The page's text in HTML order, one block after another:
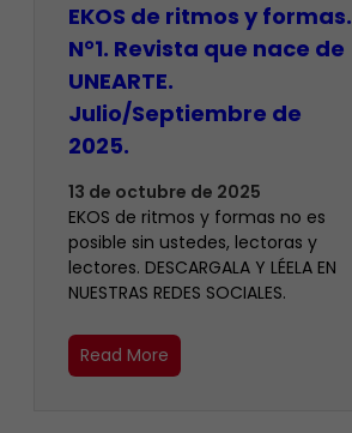
EKOS de ritmos y formas.
N°1. Revista que nace de
UNEARTE.
Julio/Septiembre de
2025.
13 de octubre de 2025
EKOS de ritmos y formas no es
posible sin ustedes, lectoras y
lectores. DESCARGALA Y LÉELA EN
NUESTRAS REDES SOCIALES.
Read More